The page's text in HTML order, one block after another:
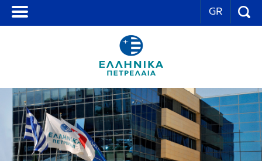
GR